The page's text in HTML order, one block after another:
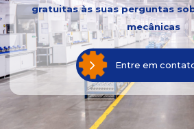
gratuitas às suas perguntas
mecânicas
Entre em